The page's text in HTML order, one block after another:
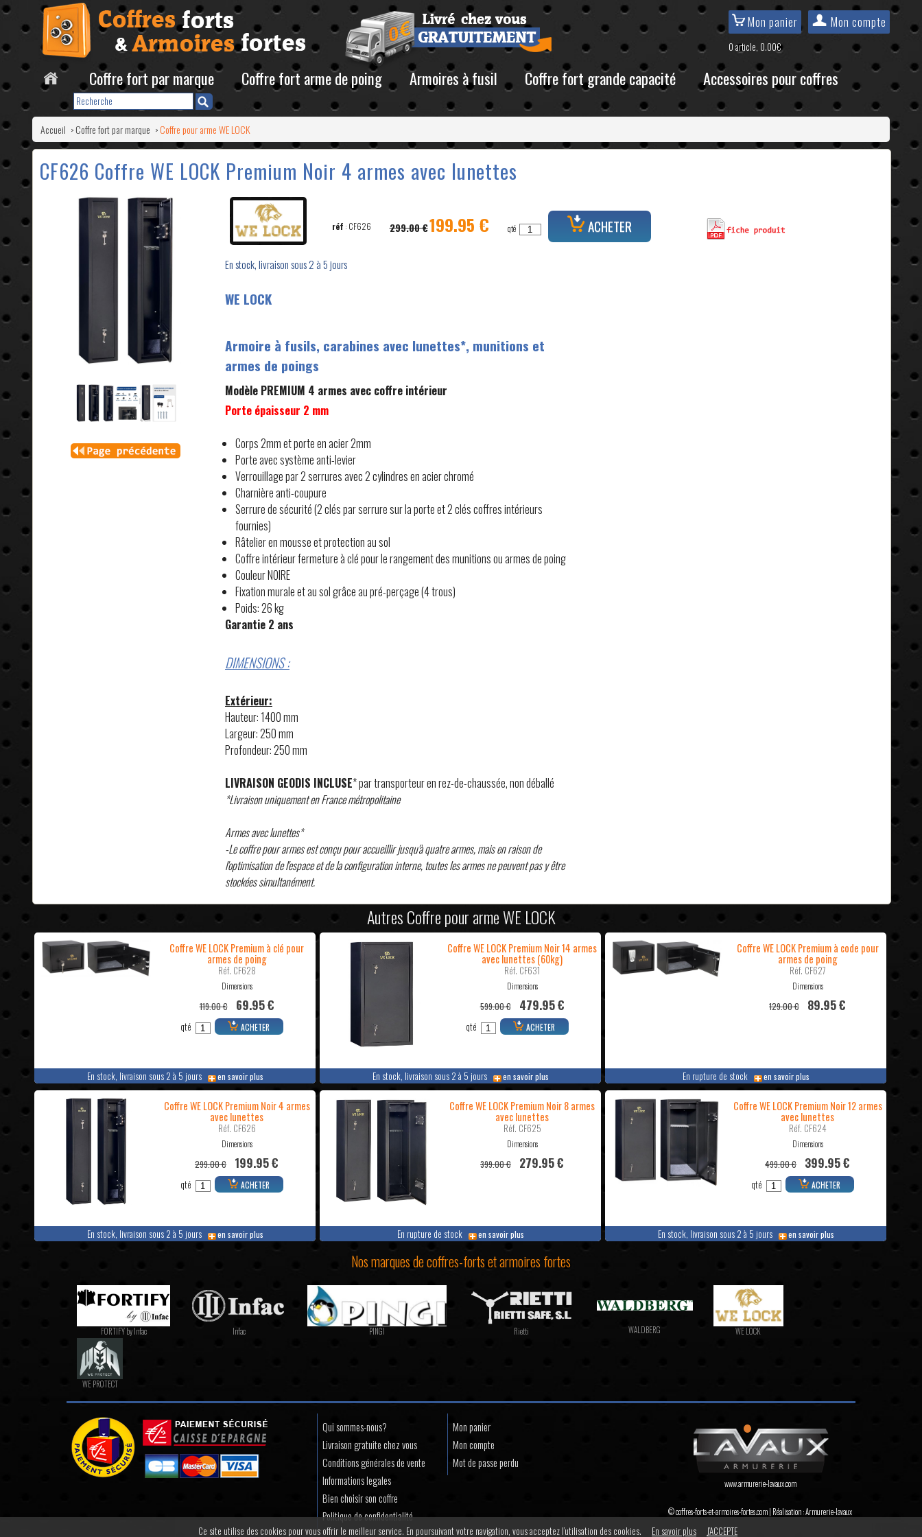
Coffre fort par marque Coffre fort arme de poing Armoires à fusil Coffre fort grande capacité Accessoires pour coffres
Mon panier
0 article, 0.00€
Mon compte
Accueil > Coffre fort par marque >Coffre pour arme WE LOCK
CF626 Coffre WE LOCK Premium Noir 4 armes avec lunettes
réf : CF626 299.00 €199.95 € qté ACHETER
En stock, livraison sous 2 à 5 jours
WE LOCK
Armoire à fusils, carabines avec lunettes*, munitions et
armes de poings
Modèle PREMIUM 4 armes avec coffre intérieur
Porte épaisseur 2 mm
Corps 2mm et porte en acier 2mm
Porte avec système anti-levier
Verrouillage par 2 serrures avec 2 cylindres en acier chromé
Charnière anti-coupure
Serrure de sécurité (2 clés par serrure sur la porte et 2 clés coffres intérieurs
fournies)
Râtelier en mousse et protection au sol
Coffre intérieur fermeture à clé pour le rangement des munitions ou armes de poing
Couleur NOIRE
Fixation murale et au sol grâce au pré-perçage (4 trous)
Poids: 26 kg
Garantie 2 ans
DIMENSIONS :
Extérieur:
Hauteur: 1400 mm
Largeur: 250 mm
Profondeur: 250 mm
LIVRAISON GEODIS INCLUSE* par transporteur en rez-de-chaussée, non déballé
*Livraison uniquement en France métropolitaine
Armes avec lunettes*
-Le coffre pour armes est conçu pour accueillir jusqu'à quatre armes, mais en raison de
l'optimisation de l'espace et de la configuration interne, toutes les armes ne peuvent pas y être
stockées simultanément.
Autres Coffre pour arme WE LOCK
En stock, livraison sous 2 à 5 jours en savoir plus
Coffre WE LOCK Premium à clé pour
armes de poing
Réf. CF628
Dimensions
119.00 € 69.95 €
qté ACHETER
En stock, livraison sous 2 à 5 jours en savoir plus
Coffre WE LOCK Premium Noir 14 armes
avec lunettes (60kg)
Réf. CF631
Dimensions
599.00 € 479.95 €
qté ACHETER
En rupture de stock en savoir plus
Coffre WE LOCK Premium à code pour
armes de poing
Réf. CF627
Dimensions
129.00 € 89.95 €
En stock, livraison sous 2 à 5 jours en savoir plus
Coffre WE LOCK Premium Noir 4 armes
avec lunettes
Réf. CF626
Dimensions
299.00 € 199.95 €
qté ACHETER
En rupture de stock en savoir plus
Coffre WE LOCK Premium Noir 8 armes
avec lunettes
Réf. CF625
Dimensions
399.00 € 279.95 €
En stock, livraison sous 2 à 5 jours en savoir plus
Coffre WE LOCK Premium Noir 12 armes
avec lunettes
Réf. CF624
Dimensions
499.00 € 399.95 €
qté ACHETER
Nos marques de coffres-forts et armoires fortes
FORTIFY by Infac Infac PINGI Rietti WALDBERG WE LOCK
WE PROTECT
Qui sommes-nous?
Livraison gratuite chez vous
Conditions générales de vente
Informations legales
Bien choisir son coffre
Politique de confidentialité
Mon panier
Mon compte
Mot de passe perdu
www.armurerie-lavaux.com
© coffres-forts-et-armoires-fortes.com | Réalisation :Armurerie-lavaux
Ce site utilise des cookies pour vous offrir le meilleur service. En poursuivant votre navigation, vous acceptez l’utilisation des cookies. En savoir plus J’ACCEPTE